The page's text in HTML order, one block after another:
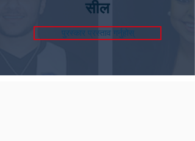
सील
पुरस्कार प्रस्ताव गर्नुहोस्